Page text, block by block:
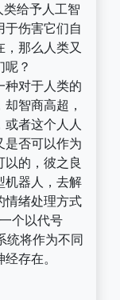
类给予人工智
于伤害它们自
，那么人类又
？
种对于人类的
智商高超，
或者这个人人
是否可以作为
的，彼之良
机器人，去解
情绪处理方式
个以代号
统将作为不同
存在。